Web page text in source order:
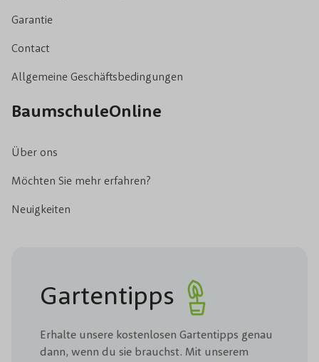
Garantie
Contact
Allgemeine Geschäftsbedingungen
BaumschuleOnline
Über ons
Möchten Sie mehr erfahren?
Neuigkeiten
Gartentipps
Erhalte unsere kostenlosen Gartentipps genau
dann, wenn du sie brauchst. Mit unserem